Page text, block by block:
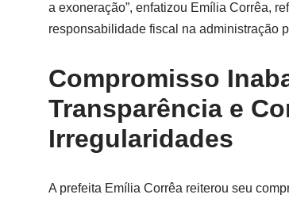
a exoneração”, enfatizou Emília Corrêa,
responsabilidade fiscal na administração
Compromisso
Transparência e
Irregularidades
A prefeita Emília Corrêa reiterou seu